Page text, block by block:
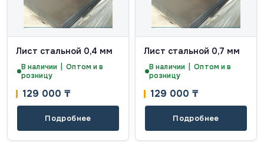
Лист стальной 0,4 мм
В наличии | Оптом и в
розницу
129 000 ₸
Подробнее
Лист стальной 0,7 мм
В наличии | Оптом и в
розницу
129 000 ₸
Подробнее